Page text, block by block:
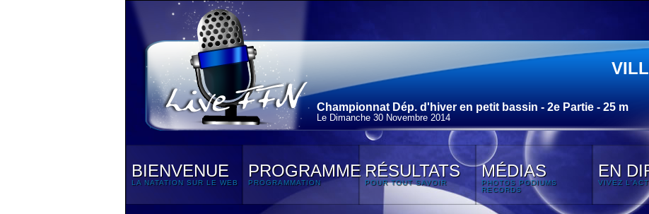
Championnat Dép. d'hiver en petit bassin - 2e Partie - 25 m
Le Dimanche 30 Novembre 2014
BIENVENUE
LA NATATION SUR LE WEB
PROGRAMME
PROGRAMMATION
RÉSULTATS
POUR TOUT SAVOIR
MÉDIAS
PHOTOS PODIUMS
RECORDS
EN
VIVEZ